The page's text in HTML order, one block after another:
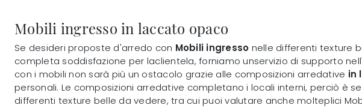
Mobili ingresso in laccato opaco
Se desideri proposte d'arredo con Mobili ingresso nelle differenti texture
completa soddisfazione per laclientela, forniamo unservizio di supporto
con i mobili non sarà più un ostacolo grazie alle composizioni arredative in
personali. Le composizioni arredative completano i locali interni, perciò è
differenti texture belle da vedere, tra cui puoi valutare anche molteplici